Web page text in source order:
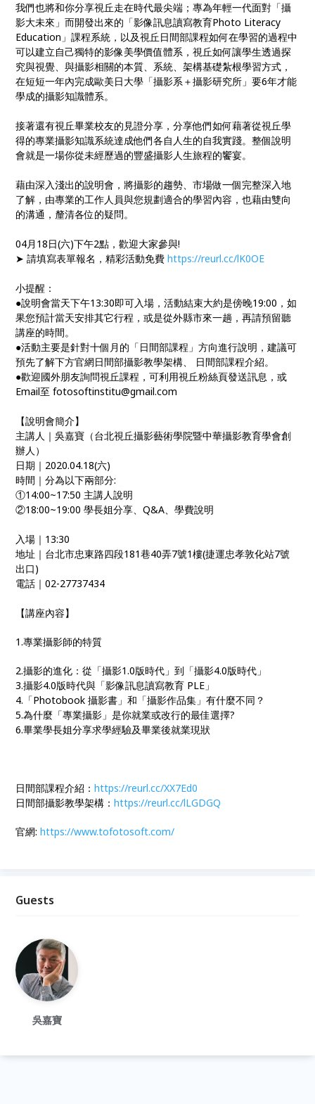
我們也將和你分享視丘走在時代最尖端；專為年輕一代面對「攝
影大未來」而開發出來的「影像訊息讀寫教育Photo Literacy
Education」課程系統，以及視丘日間部課程如何在學習的過程中
可以建立自己獨特的影像美學價值體系，視丘如何讓學生透過探
究與視覺、與攝影相關的本質、系統、架構基礎紮根學習方式，
在短短一年內完成歐美日大學「攝影系＋攝影研究所」要6年才能
學成的攝影知識體系。
接著還有視丘畢業校友的見證分享，分享他們如何藉著從視丘學
得的專業攝影知識系統達成他們各自人生的自我實踐。整個說明
會就是一場你從未經歷過的豐盛攝影人生旅程的饗宴。
藉由深入淺出的說明會，將攝影的趨勢、市場做一個完整深入地
了解，由專業的工作人員與您規劃適合的學習內容，也藉由雙向
的溝通，釐清各位的疑問。
04月18日(六)下午2點，歡迎大家參與!
➤ 請填寫表單報名，精彩活動免費https://reurl.cc/lK0OE
小提醒：
●說明會當天下午13:30即可入場，活動結束大約是傍晚19:00，如
果您預計當天安排其它行程，或是從外縣市來一趟，再請預留聽
講座的時間。
●活動主要是針對十個月的「日間部課程」方向進行說明，建議可
預先了解下方官網日間部攝影教學架構、 日間部課程介紹。
●歡迎國外朋友詢問視丘課程，可利用視丘粉絲頁發送訊息，或
Email至 fotosoftinstitu@gmail.com
【說明會簡介】
主講人｜吳嘉寶（台北視丘攝影藝術學院暨中華攝影教育學會創
辦人）
日期｜2020.04.18(六)
時間｜分為以下兩部分:
①14:00~17:50 主講人說明
②18:00~19:00 學長姐分享、Q&A、學費說明
入場｜13:30
地址｜台北市忠東路四段181巷40弄7號1樓(捷運忠孝敦化站7號
出口)
電話｜02-27737434
【講座內容】
1.專業攝影師的特質
2.攝影的進化：從「攝影1.0版時代」到「攝影4.0版時代」
3.攝影4.0版時代與「影像訊息讀寫教育 PLE」
4.「Photobook 攝影書」和「攝影作品集」有什麼不同？
5.為什麼「專業攝影」是你就業或改行的最佳選擇?
6.畢業學長姐分享求學經驗及畢業後就業現狀
日間部課程介紹：https://reurl.cc/XX7Ed0
日間部攝影教學架構：https://reurl.cc/lLGDGQ
官網:https://www.tofotosoft.com/
Guests
吳嘉寶